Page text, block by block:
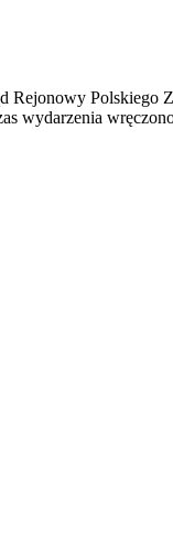
Rejonowy
wydarzenia